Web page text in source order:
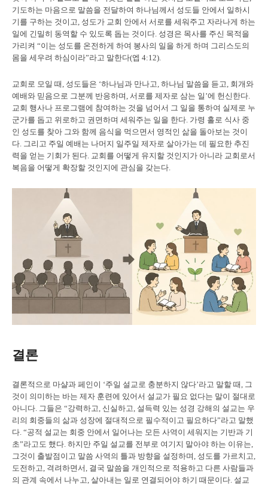
기도하는 마음으로 말씀을 전달하여 하나님께서 성도들 안에서 일하시
기를 구하는 것이고, 성도가 교회 안에서 서로를 세워주고 자라나게 하는
일에 긴밀히 동역할 수 있도록 돕는 것이다. 성경은 목사를 주신 목적을
가리켜 “이는 성도를 온전하게 하여 봉사의 일을 하게 하며 그리스도의
몸을 세우려 하심이라”라고 말한다(엡 4:12).
교회로 모일 때, 성도들은 ‘하나님과 만나고, 하나님 말씀을 듣고, 회개와
예배와 믿음으로 그분께 반응하며, 서로를 제자로 삼는 일’에 헌신한다.
교회 행사나 프로그램에 참여하는 것을 넘어서 그 일을 통하여 실제로 누
군가를 돕고 위로하고 권면하며 세워주는 일을 한다. 가령 홀로 식사 중
인 성도를 찾아 그와 함께 음식을 먹으면서 영적인 삶을 돌아보는 것이
다. 그리고 주일 예배는 나머지 일주일 제자로 살아가는 데 필요한 추진
력을 얻는 기회가 된다. 교회를 어떻게 유지할 것인지가 아니라 교회로서
복음을 어떻게 확장할 것인지에 관심을 갖는다.
결론
결론적으로 마샬과 페인이 ‘주일 설교로 충분하지 않다’라고 말할 때, 그
것이 의미하는 바는 제자 훈련에 있어서 설교가 필요 없다는 말이 절대로
아니다. 그들은 “강력하고, 신실하고, 설득력 있는 성경 강해의 설교는 우
리의 회중들의 삶과 성장에 절대적으로 필수적이고 필요하다”라고 말했
다. “공적 설교는 회중 안에서 일어나는 모든 사역이 세워지는 기반과 기
초”라고도 했다. 하지만 주일 설교를 전부로 여기지 말아야 하는 이유는,
그것이 출발점이고 말씀 사역의 틀과 방향을 설정하며, 성도를 가르치고,
도전하고, 격려하면서, 결국 말씀을 개인적으로 적용하고 다른 사람들과
의 관계 속에서 나누고, 살아내는 일로 연결되어야 하기 때문이다. 설교